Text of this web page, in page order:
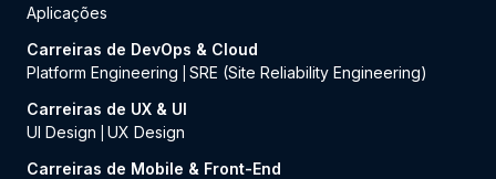
Aplicações
Carreiras de DevOps & Cloud
Platform Engineering
SRE (Site Reliability Engineering)
Carreiras de UX & UI
UI Design
UX Design
Carreiras de Mobile & Front-End